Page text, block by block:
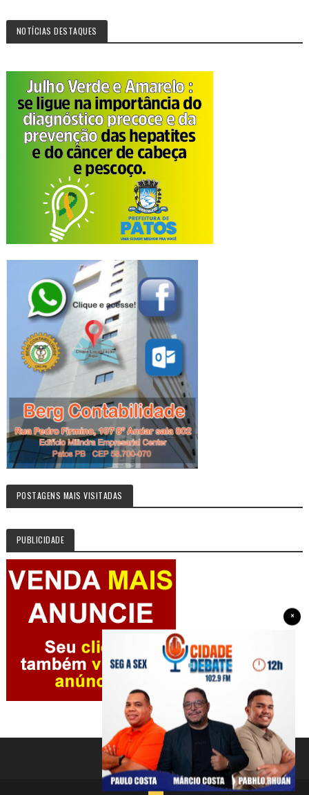
NOTÍCIAS DESTAQUES
POSTAGENS MAIS VISITADAS
PUBLICIDADE
×